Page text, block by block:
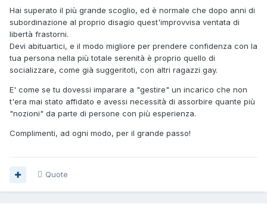
Hai superato il più grande scoglio, ed è normale che dopo anni di
subordinazione al proprio disagio quest'improvvisa ventata di
libertà frastorni.
Devi abituartici, e il modo migliore per prendere confidenza con la
tua persona nella più totale serenità è proprio quello di
socializzare, come già suggeritoti, con altri ragazzi gay.
E' come se tu dovessi imparare a "gestire" un incarico che non
t'era mai stato affidato e avessi necessità di assorbire quante più
"nozioni" da parte di persone con più esperienza.
Complimenti, ad ogni modo, per il grande passo!
Quote